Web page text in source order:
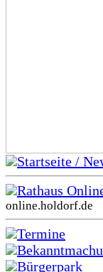
Startseite /
Rathaus
online.holdorf.de
Termine
Bürgerpark